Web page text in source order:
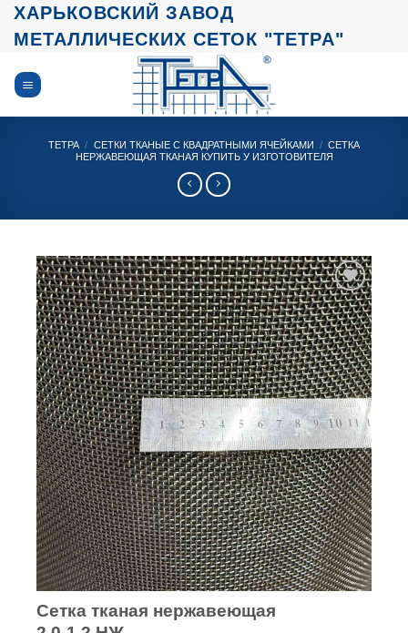
Skip
content
ХАРЬКОВСКИЙ ЗАВОД
МЕТАЛЛИЧЕСКИХ СЕТОК "ТЕТРА"
ТЕТРА / СЕТКИ ТКАНЫЕ С КВАДРАТНЫМИ ЯЧЕЙКАМИ / СЕТКА
НЕРЖАВЕЮЩАЯ ТКАНАЯ КУПИТЬ У ИЗГОТОВИТЕЛЯ
Сетка тканая нержавеющая